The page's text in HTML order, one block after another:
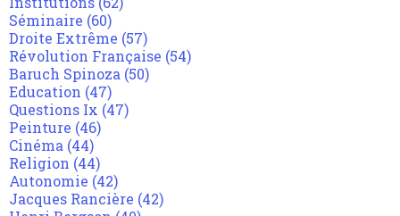
Séminaire (60)
Droite Extrême (57)
Révolution Française (54)
Baruch Spinoza (50)
Education (47)
Questions Ix (47)
Peinture (46)
Cinéma (44)
Religion (44)
Autonomie (42)
Jacques Rancière (42)